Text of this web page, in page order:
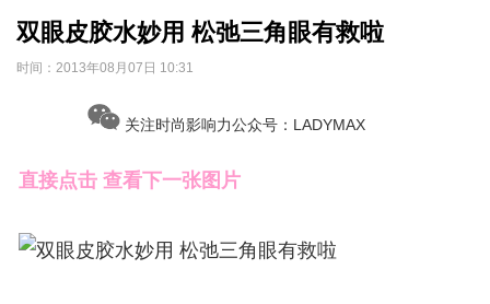
双眼皮胶水妙用 松弛三角眼有救啦
时间： 2013年08月07日 10:31
关注时尚影响力公众号：LADYMAX
直接点击 查看下一张图片